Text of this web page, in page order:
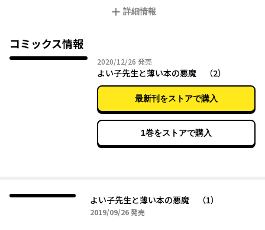
詳細情報
コミックス情報
2020/12/26 2020年12月26日
発売
よい子先生と薄い本の悪魔 （2）
最新刊をストアで購入
1巻をストアで購入
よい子先生と薄い本の悪魔 （1）
2019/09/262019年09月26日
発売